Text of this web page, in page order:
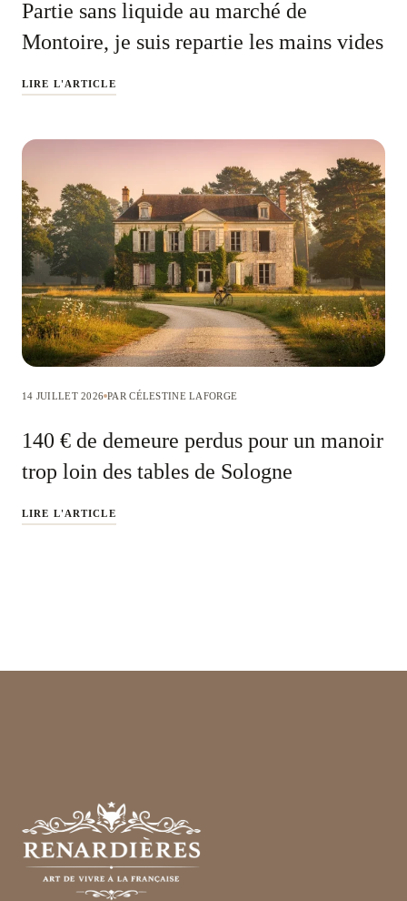
Partie sans liquide au marché de
Montoire, je suis repartie les mains vides
LIRE L'ARTICLE
14 JUILLET 2026 PAR CÉLESTINE LAFORGE
140 € de demeure perdus pour un manoir
trop loin des tables de Sologne
LIRE L'ARTICLE